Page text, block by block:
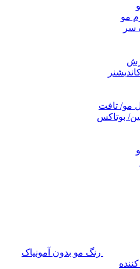
مو
سر
مو/ تافت
بوتاکس
رنگ مو بدون آمونیاک